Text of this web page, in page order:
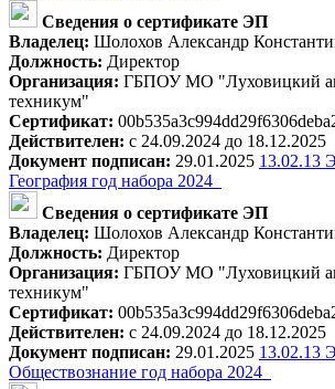
Сведения о сертификате ЭП
Владелец: Шолохов Александр
Должность: Директор
Организация: ГБПОУ МО "Луховицкий
техникум"
Сертификат:
Действителен: с 24.09.2024 до 18.12.2025
Документ подписан: 29.01.2025 13.02.13
География год набора 2024_
Сведения о сертификате ЭП
Владелец: Шолохов Александр
Должность: Директор
Организация: ГБПОУ МО "Луховицкий
техникум"
Сертификат:
Действителен: с 24.09.2024 до 18.12.2025
Документ подписан: 29.01.2025 13.02.13
Обществознание год набора 2024_